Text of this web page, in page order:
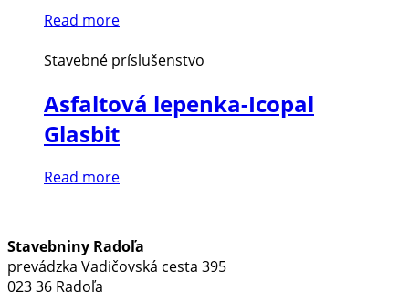
Read more
Stavebné príslušenstvo
Asfaltová lepenka-Icopal
Glasbit
Read more
Stavebniny Radoľa
prevádzka Vadičovská cesta 395
023 36 Radoľa